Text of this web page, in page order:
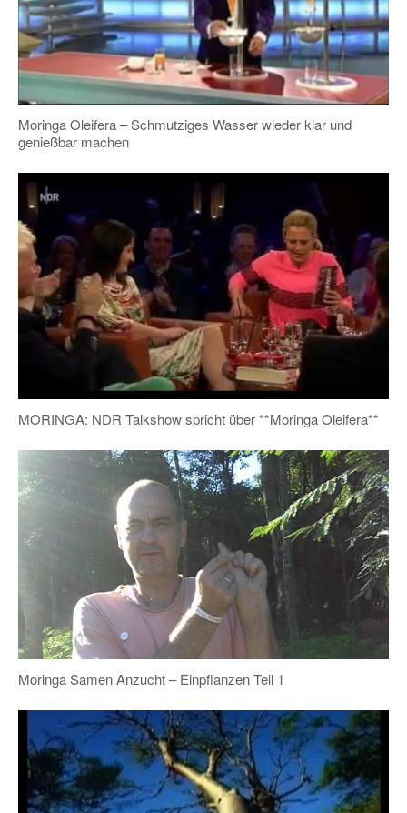
Moringa Oleifera – Schmutziges Wasser wieder klar und
genießbar machen
MORINGA: NDR Talkshow spricht über **Moringa Oleifera**
Moringa Samen Anzucht – Einpflanzen Teil 1